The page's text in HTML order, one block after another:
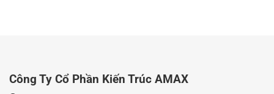
Công Ty Cổ Phần Kiến Trúc AMAX